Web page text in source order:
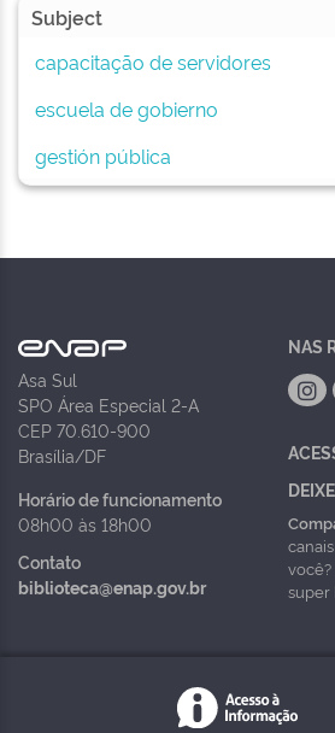
Subject
capacitação de servidores
escuela de gobierno
gestión pública
Asa Sul
SPO Área Especial 2-A
CEP 70.610-900
Brasília/DF
Horário de funcionamento
08h00 às 18h00
Contato
biblioteca@enap.gov.br
NAS
super